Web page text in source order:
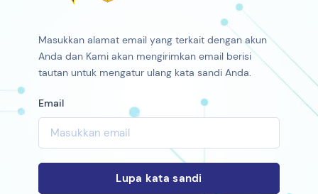
Masukkan alamat email yang terkait dengan akun
Anda dan Kami akan mengirimkan email berisi
tautan untuk mengatur ulang kata sandi Anda.
Email
Lupa kata sandi